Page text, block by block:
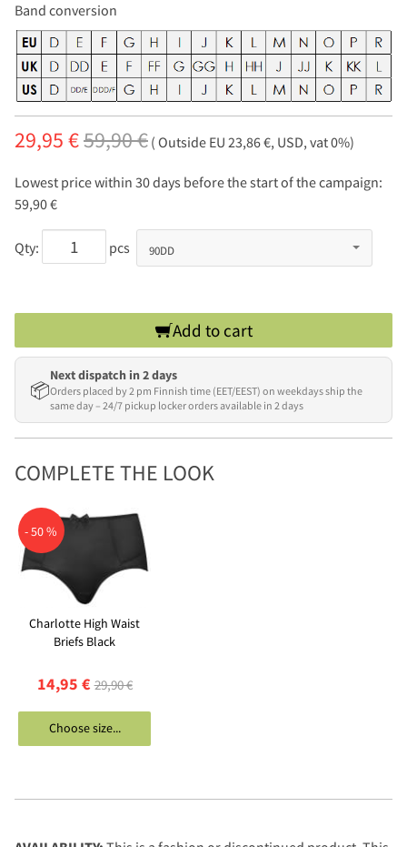
Band conversion
29,95 €59,90 € ( Outside EU 23,86 €, USD, vat 0%)
Lowest price within 30 days before the start of the campaign:
59,90 €
Qty: pcs
Add to cart
📦
Next dispatch in 2 days
Orders placed by 2 pm Finnish time (EET/EEST) on weekdays ship the
same day – 24/7 pickup locker orders available in 2 days
COMPLETE THE LOOK
- 50 %
Charlotte High Waist
Briefs Black
14,95 € 29,90 €
Choose size...